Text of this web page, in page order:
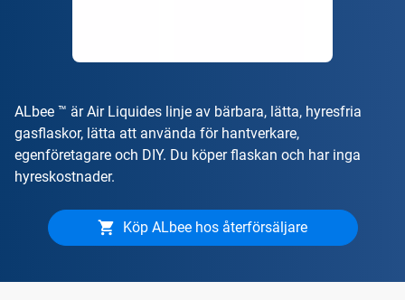
ALbee ™ är Air Liquides linje av bärbara, lätta, hyresfria
gasflaskor, lätta att använda för hantverkare,
egenföretagare och DIY. Du köper flaskan och har inga
hyreskostnader.
Köp ALbee hos återförsäljare